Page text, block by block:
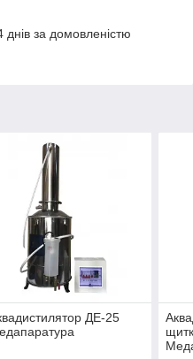
за домовленістю
ДЕ-25